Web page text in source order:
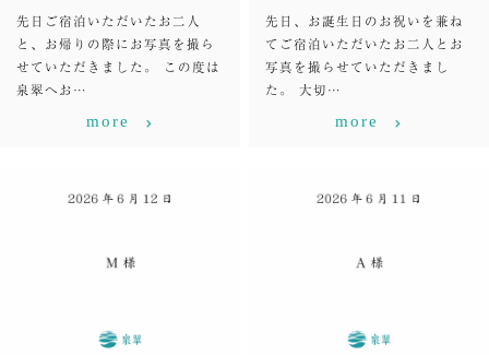
先日ご宿泊いただいたお二人
と、お帰りの際にお写真を撮ら
せていただきました。 この度は
泉翠へお…
more
先日、お誕生日のお祝いを兼ね
てご宿泊いただいたお二人とお
写真を撮らせていただきまし
た。 大切…
more